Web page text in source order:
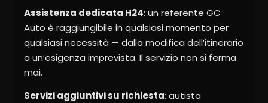
Assistenza dedicata H24: un referente GC
Auto è raggiungibile in qualsiasi momento per
qualsiasi necessità — dalla modifica dell’itinerario
a un’esigenza imprevista. Il servizio non si ferma
mai.
Servizi aggiuntivi su richiesta: autista